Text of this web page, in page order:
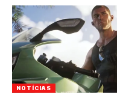
NOTÍCIAS